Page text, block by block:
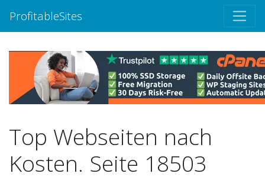
ProfitableSites
Top Webseiten nach
Kosten. Seite 18503